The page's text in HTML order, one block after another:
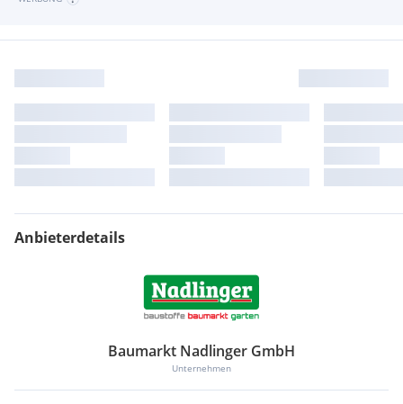
Anbieterdetails
Baumarkt Nadlinger GmbH
Unternehmen